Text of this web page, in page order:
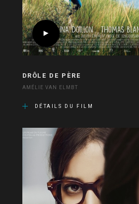
DRÔLE DE PÈRE
AMÉLIE VAN ELMBT
DÉTAILS DU FILM